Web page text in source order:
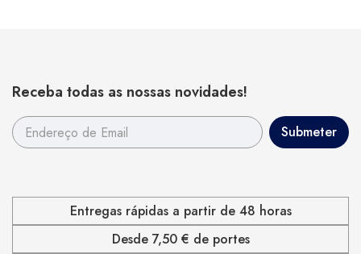
Receba todas as nossas novidades!
Entregas rápidas a partir de 48 horas
Desde 7,50 € de portes